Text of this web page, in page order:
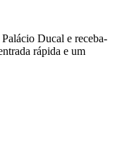
Ducal e receba-
rápida e um